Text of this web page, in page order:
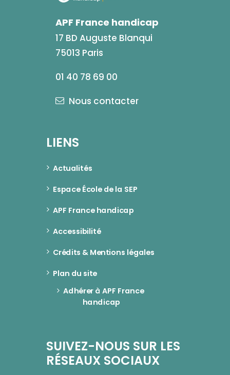
APF France handicap
17 BD Auguste Blanqui
75013 Paris
01 40 78 69 00
Nous contacter
LIENS
Actualités
Espace École de la SEP
APF France handicap
Accessibilité
Crédits & Mentions légales
Plan du site
Adhérer à APF France
handicap
SUIVEZ-NOUS SUR LES
RÉSEAUX SOCIAUX